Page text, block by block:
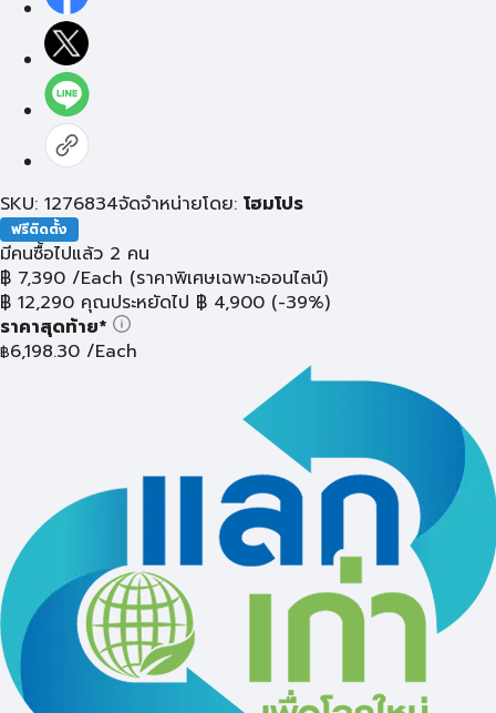
SKU: 1276834จัดจำหน่ายโดย: โฮมโปร
ฟรีติดตั้ง
มีคนซื้อไปแล้ว 2 คน
฿ 7,390 /Each (ราคาพิเศษเฉพาะออนไลน์)
฿ 12,290 คุณประหยัดไป ฿ 4,900 (-39%)
ราคาสุดท้าย*
฿6,198.30 /Each